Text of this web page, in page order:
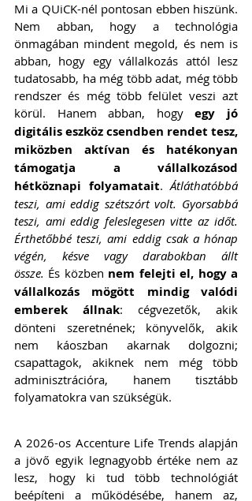
Mi a QUiCK-nél pontosan ebben hiszünk.
Nem abban, hogy a technológia
önmagában mindent megold, és nem is
abban, hogy egy vállalkozás attól lesz
tudatosabb, ha még több adat, még több
rendszer és még több felület veszi azt
körül. Hanem abban, hogy egy jó
digitális eszköz csendben rendet tesz,
miközben aktívan és hatékonyan
támogatja a vállalkozásod
hétköznapi folyamatait. Átláthatóbbá
teszi, ami eddig szétszórt volt. Gyorsabbá
teszi, ami eddig feleslegesen vitte az időt.
Érthetőbbé teszi, ami eddig csak a hónap
végén, késve vagy darabokban állt
össze. És közben nem felejti el, hogy a
vállalkozás mögött mindig valódi
emberek állnak: cégvezetők, akik
dönteni szeretnének; könyvelők, akik
nem káoszban akarnak dolgozni;
csapattagok, akiknek nem még több
adminisztrációra, hanem tisztább
folyamatokra van szükségük.
A 2026-os Accenture Life Trends alapján
a jövő egyik legnagyobb értéke nem az
lesz, hogy ki tud több technológiát
beépíteni a működésébe, hanem az,